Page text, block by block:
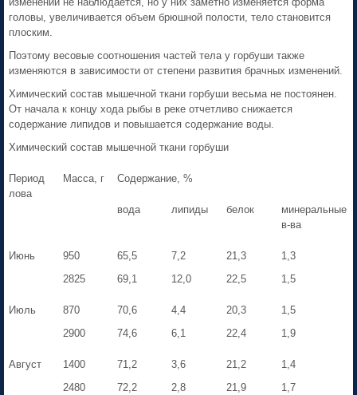
головы, увеличивается объем брюшной полости, тело становится
плоским.
Поэтому весовые соотношения частей тела у горбуши также
изменяются в зависимости от степени развития брачных изменений.
Химический состав мышечной ткани горбуши весьма не постоянен.
От начала к концу хода рыбы в реке отчетливо снижается
содержание липидов и повышается содержание воды.
Химический состав мышечной ткани горбуши
Период
лова
Масса, г Содержание, %
вода липиды белок
минеральные
в-ва
Июнь
950
2825
65,5
69,1
7,2
12,0
21,3
22,5
1,3
1,5
Июль
870
2900
70,6
74,6
4,4
6,1
20,3
22,4
1,5
1,9
Август
1400
2480
71,2
72,2
3,6
2,8
21,2
21,9
1,4
1,7